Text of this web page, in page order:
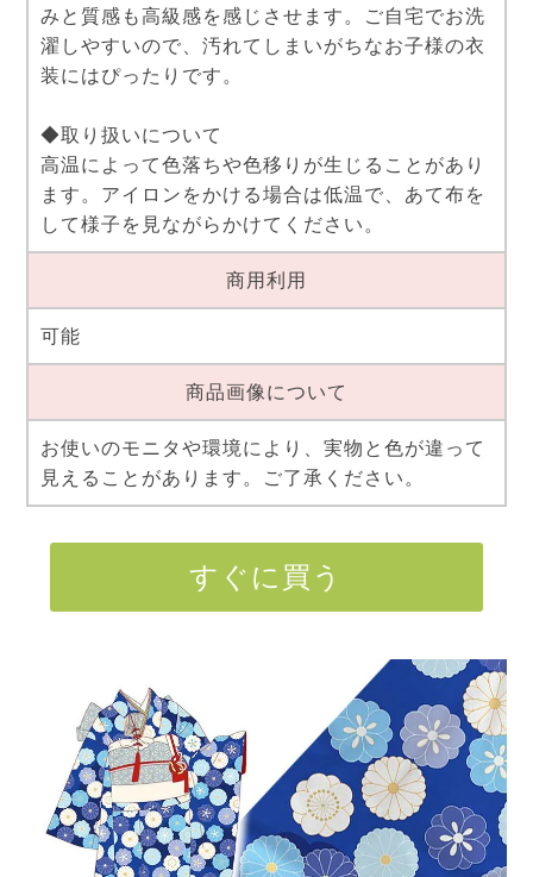
みと質感も高級感を感じさせます。ご自宅でお洗
濯しやすいので、汚れてしまいがちなお子様の衣
装にはぴったりです。
◆取り扱いについて
高温によって色落ちや色移りが生じることがあり
ます。アイロンをかける場合は低温で、あて布を
して様子を見ながらかけてください。
商用利用
可能
商品画像について
お使いのモニタや環境により、実物と色が違って
見えることがあります。ご了承ください。
すぐに買う